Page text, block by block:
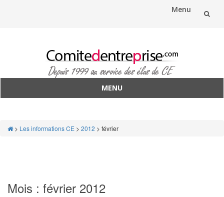
Menu
MENU
> Les informations CE > 2012 > février
Mois : février 2012